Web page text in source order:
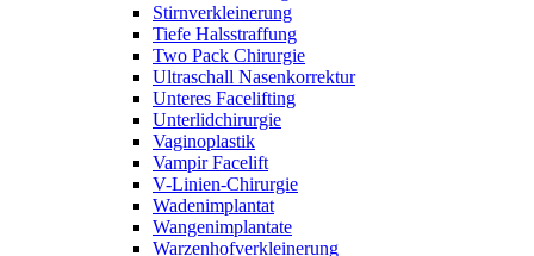
Stirnverkleinerung
Tiefe Halsstraffung
Two Pack Chirurgie
Ultraschall Nasenkorrektur
Unteres Facelifting
Unterlidchirurgie
Vaginoplastik
Vampir Facelift
V-Linien-Chirurgie
Wadenimplantat
Wangenimplantate
Warzenhofverkleinerung